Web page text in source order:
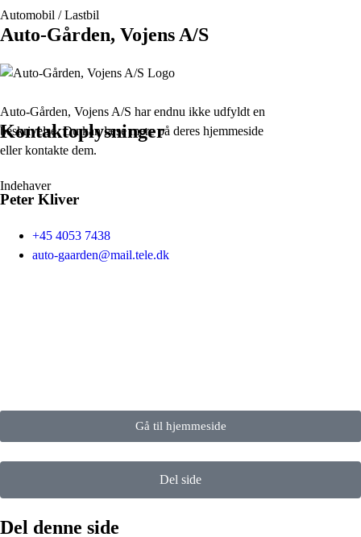
Automobil / Lastbil
Auto-Gården, Vojens A/S
Auto-Gården, Vojens A/S har endnu ikke udfyldt en
beskrivelse. Du kan læse mere på deres hjemmeside
eller kontakte dem.
Kontaktoplysninger
Indehaver
Peter Kliver
+45 4053 7438
auto-gaarden@mail.tele.dk
Gå til hjemmeside
Del side
Del denne side